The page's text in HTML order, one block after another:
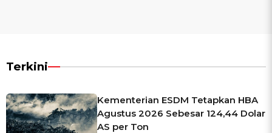
Terkini
Kementerian ESDM Tetapkan HBA
Agustus 2026 Sebesar 124,44 Dolar
AS per Ton